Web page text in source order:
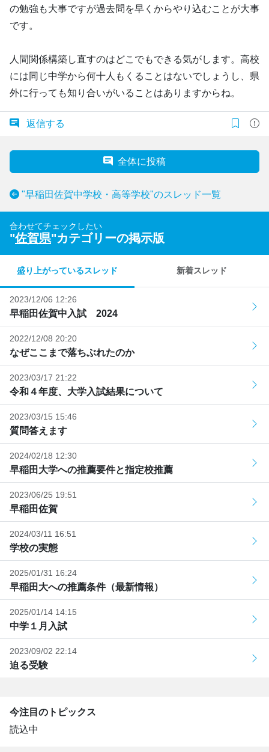
の勉強も大事ですが過去問を早くからやり込むことが大事
です。
人間関係構築し直すのはどこでもできる気がします。高校
には同じ中学から何十人もくることはないでしょうし、県
外に行っても知り合いがいることはありますからね。
返信する
全体に投稿
"早稲田佐賀中学校・高等学校"のスレッド一覧
合わせてチェックしたい
"佐賀県"カテゴリーの掲示版
盛り上がっているスレッド 新着スレッド
2023/12/06 12:26
早稲田佐賀中入試 2024
2022/12/08 20:20
なぜここまで落ちぶれたのか
2023/03/17 21:22
令和４年度、大学入試結果について
2023/03/15 15:46
質問答えます
2024/02/18 12:30
早稲田大学への推薦要件と指定校推薦
2023/06/25 19:51
早稲田佐賀
2024/03/11 16:51
学校の実態
2025/01/31 16:24
早稲田大への推薦条件（最新情報）
2025/01/14 14:15
中学１月入試
2023/09/02 22:14
迫る受験
今注目のトピックス
読込中